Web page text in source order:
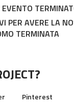
PER AVERE LA
TERMINATA
Pinterest